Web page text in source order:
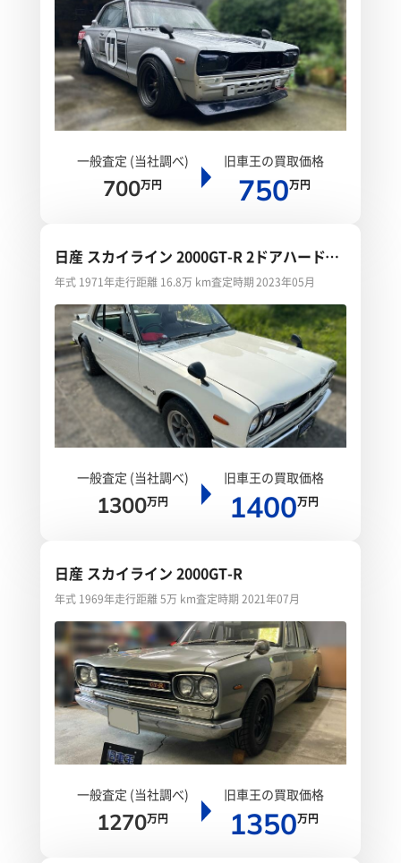
一般査定 (当社調べ)
700万円
旧車王の買取価格
750万円
日産 スカイライン 2000GT-R 2ドアハードト
ップ
年式 1971年走行距離 16.8万 km査定時期 2023年05月
一般査定 (当社調べ)
1300万円
旧車王の買取価格
1400万円
日産 スカイライン 2000GT-R
年式 1969年走行距離 5万 km査定時期 2021年07月
一般査定 (当社調べ)
1270万円
旧車王の買取価格
1350万円